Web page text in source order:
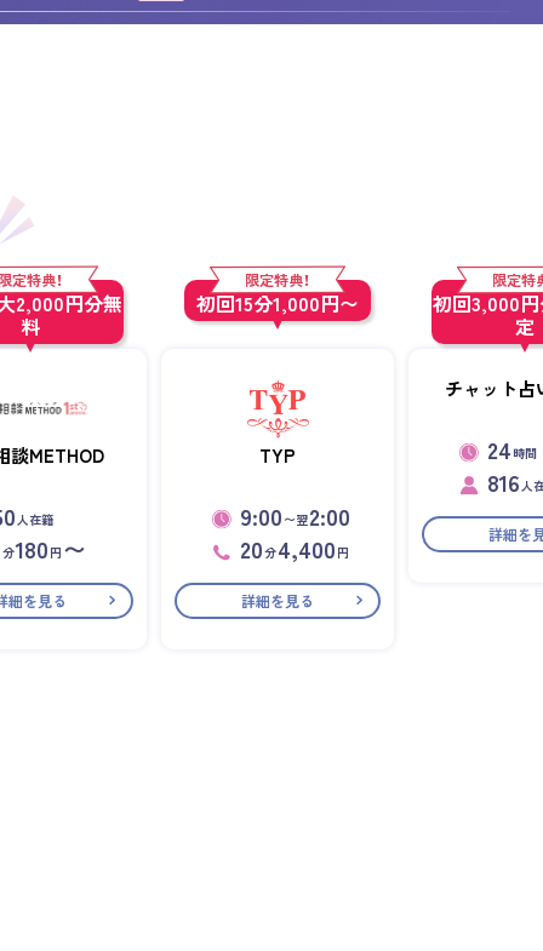
限定特典！
2,000円分無
料
談METHOD
人在籍
分180 円 〜
細を見る
限定特典！
初回15分1,000円〜
TYP
9:00 〜翌2:00
20分4,400 円
詳細を見る
限定特
初回3,000
定
チャット占
24 時間
816人
詳細を